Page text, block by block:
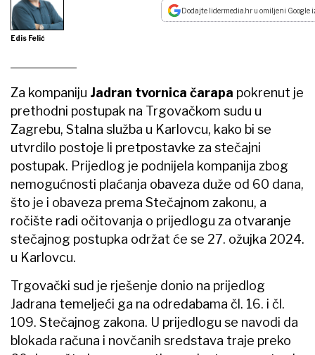
Edis Felić
Dodajte lidermedia.hr u omiljeni Google
Za kompaniju Jadran tvornica čarapa pokrenut je
prethodni postupak na Trgovačkom sudu u
Zagrebu, Stalna služba u Karlovcu, kako bi se
utvrdilo postoje li pretpostavke za stečajni
postupak. Prijedlog je podnijela kompanija zbog
nemogućnosti plaćanja obaveza duže od 60 dana,
što je i obaveza prema Stečajnom zakonu, a
ročište radi očitovanja o prijedlogu za otvaranje
stečajnog postupka održat će se 27. ožujka 2024.
u Karlovcu.
Trgovački sud je rješenje donio na prijedlog
Jadrana temeljeći ga na odredabama čl. 16. i čl.
109. Stečajnog zakona. U prijedlogu se navodi da
blokada računa i novčanih sredstava traje preko